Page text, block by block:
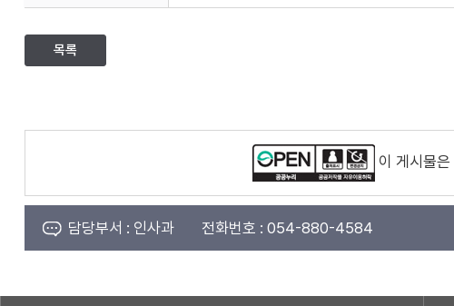
목록
이 게시물은
담당부서 : 인사과 전화번호 : 054-880-4584